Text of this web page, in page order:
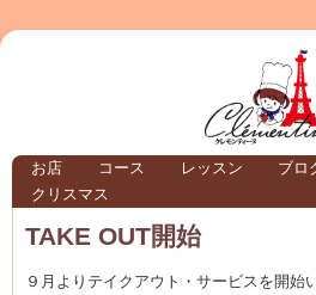
クレモンティーヌ – 新百合
お店 コース レッスン ブロ
クリスマス
TAKE OUT開始
９月よりテイクアウト・サービスを開始